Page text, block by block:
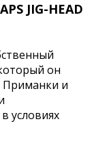
JIG-HEAD
он
Приманки и
условиях